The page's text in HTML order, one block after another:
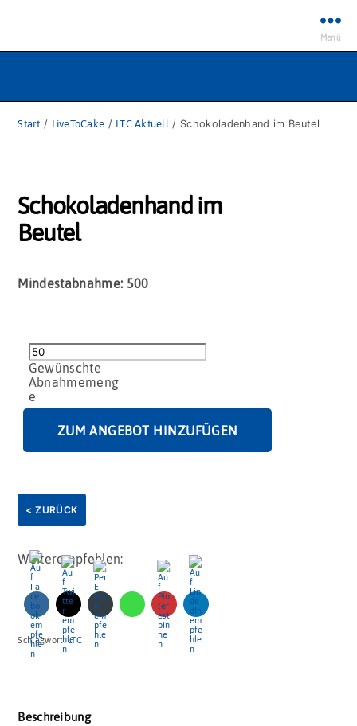
Menü
Start / LiveToCake / LTC Aktuell / Schokoladenhand im Beutel
Schokoladenhand im
Beutel
Mindestabnahme: 500
Schokoladenhand
im
Beutel
Menge
ZUM ANGEBOT HINZUFÜGEN
< ZURÜCK
Weiterempfehlen:
Schlagwort:LTC
Beschreibung